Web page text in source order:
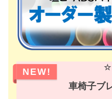
NEW! ☆
車椅子ブ